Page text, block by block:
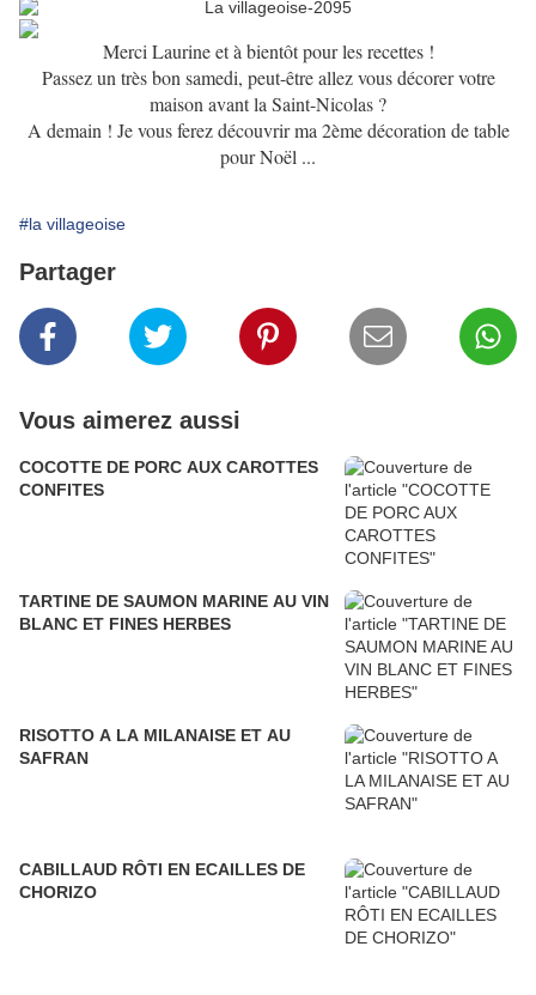
Merci Laurine et à bientôt pour les recettes !
Passez un très bon samedi, peut-être allez vous décorer votre
maison avant la Saint-Nicolas ?
A demain ! Je vous ferez découvrir ma 2ème décoration de table
pour Noël ...
#la villageoise
Partager
Vous aimerez aussi
COCOTTE DE PORC AUX CAROTTES
CONFITES
TARTINE DE SAUMON MARINE AU VIN
BLANC ET FINES HERBES
RISOTTO A LA MILANAISE ET AU
SAFRAN
CABILLAUD RÔTI EN ECAILLES DE
CHORIZO